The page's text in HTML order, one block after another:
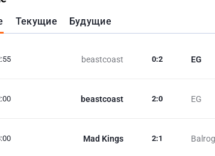
Текущие Будущие
beastcoast EG
0:2
beastcoast EG
2:0
Mad Kings 2:1